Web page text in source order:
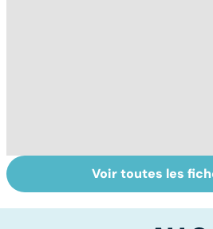
Alimentation :
mangeons-nous
Voir toutes les